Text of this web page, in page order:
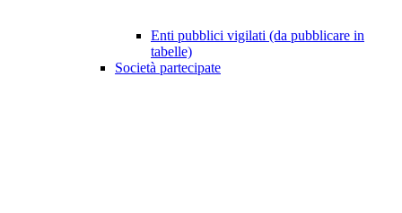
Enti pubblici vigilati (da pubblicare in
tabelle)
Società partecipate